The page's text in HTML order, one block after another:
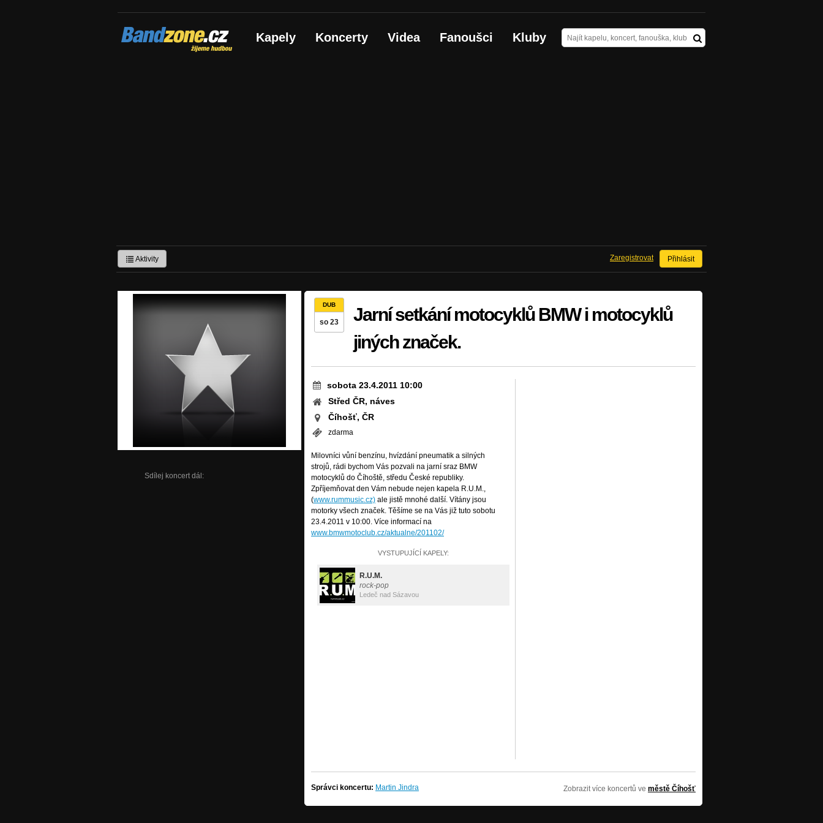
Bandzone.cz
žijeme hudbou Kapely Koncerty Videa Fanoušci Kluby
Aktivity Přihlásit
Zaregistrovat
Sdílej koncert dál:
DUB
so 23
Jarní setkání motocyklů BMW i motocyklů
jiných značek.
sobota 23.4.2011 10:00
Střed ČR, náves
Číhošť, ČR
zdarma
Milovníci vůní benzínu, hvízdání pneumatik a silných
strojů, rádi bychom Vás pozvali na jarní sraz BMW
motocyklů do Číhoště, středu České republiky.
Zpříjemňovat den Vám nebude nejen kapela R.U.M.,
(www.rummusic.cz) ale jistě mnohé další. Vítány jsou
motorky všech značek. Těšíme se na Vás již tuto sobotu
23.4.2011 v 10:00. Více informací na
www.bmwmotoclub.cz/aktualne/201102/
VYSTUPUJÍCÍ KAPELY:
R.U.M.
rock-pop
Ledeč nad Sázavou
Správci koncertu: Martin Jindra Zobrazit více koncertů ve městě Číhošť